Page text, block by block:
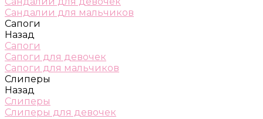
Сандалии для мальчиков
Сапоги
Назад
Сапоги
Сапоги для девочек
Сапоги для мальчиков
Слиперы
Назад
Слиперы
Слиперы для девочек